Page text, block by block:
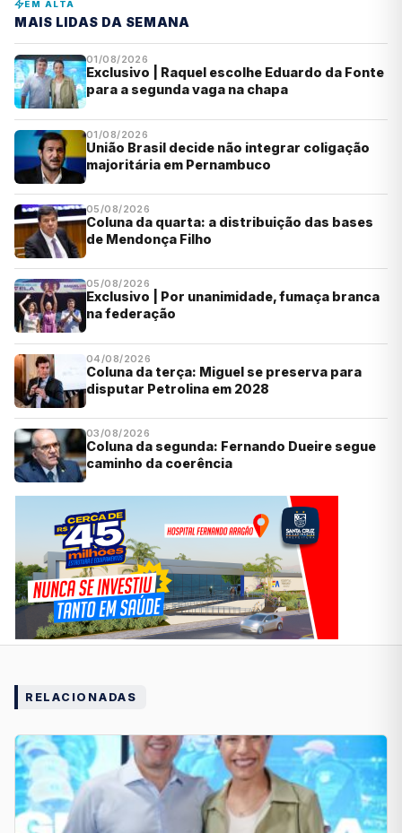
EM ALTA
MAIS LIDAS DA SEMANA
01/08/2026
Exclusivo | Raquel escolhe Eduardo da Fonte
para a segunda vaga na chapa
01/08/2026
União Brasil decide não integrar coligação
majoritária em Pernambuco
05/08/2026
Coluna da quarta: a distribuição das bases
de Mendonça Filho
05/08/2026
Exclusivo | Por unanimidade, fumaça branca
na federação
04/08/2026
Coluna da terça: Miguel se preserva para
disputar Petrolina em 2028
03/08/2026
Coluna da segunda: Fernando Dueire segue
caminho da coerência
RELACIONADAS